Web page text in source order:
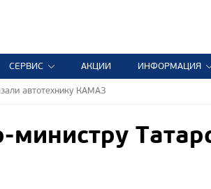
СЕРВИС АКЦИИ ИНФОРМАЦИЯ
автотехнику КАМАЗ